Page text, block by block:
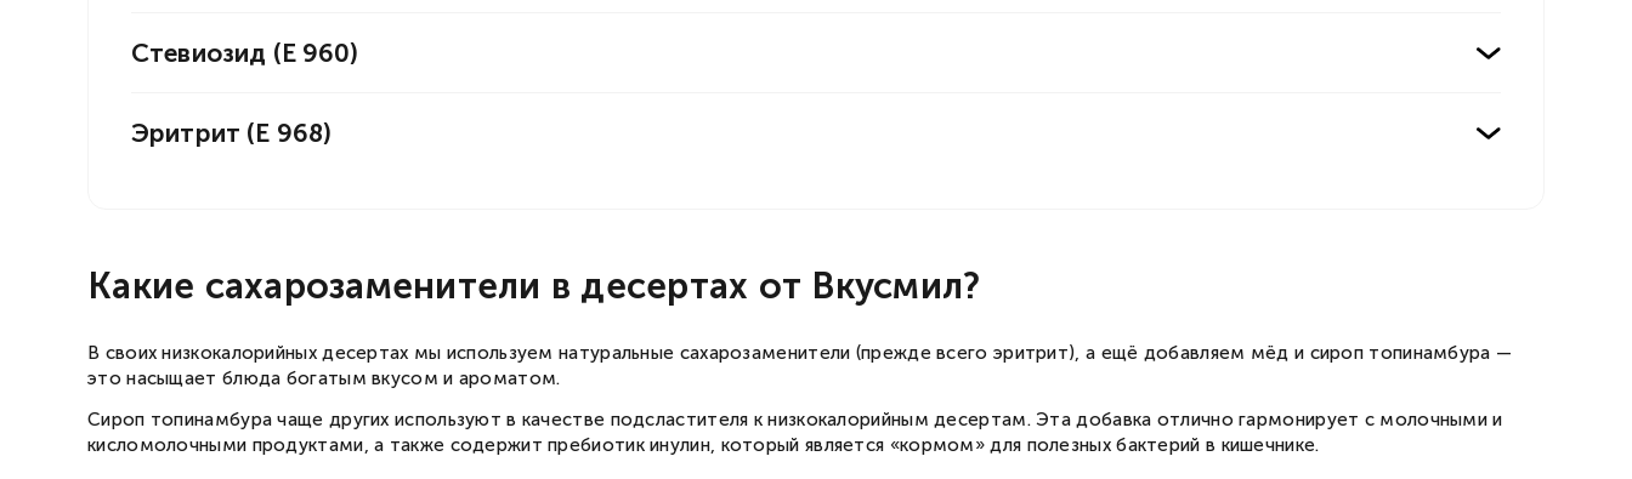
Стевиозид (Е 960)
Эритрит (Е 968)
Какие сахарозаменители в десертах от Вкусмил?
В своих низкокалорийных десертах мы используем натуральные сахарозаменители (прежде всего эритрит), а ещё добавляем мёд и сироп топинамбура —
это насыщает блюда богатым вкусом и ароматом.
Сироп топинамбура чаще других используют в качестве подсластителя к низкокалорийным десертам. Эта добавка отлично гармонирует с молочными и
кисломолочными продуктами, а также содержит пребиотик инулин, который является «кормом» для полезных бактерий в кишечнике.